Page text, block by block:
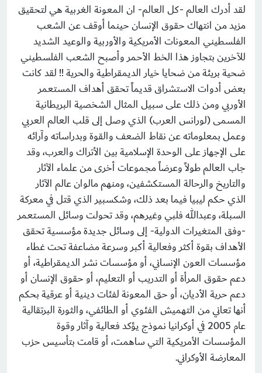
لقد أدرك العالم -كل العالم- ان المعونة الغربية هي لتحقيق
مزيد من انتهاك حقوق الإنسان حينما أوقف عن الشعب
الفلسطيني المعونات الأمريكية والأوربية والوعيد الشديد
للآخرين بتجاوز هذا الخط الأحمر وأصبح الشعب الفلسطيني
ضحية بريئة من ضحايا خيار الديمقراطية والحرية !! لقد كانت
بعض أدوات الاستشراق قديماً تحقق أهداف المستعمر
الأوربي ومن ذلك على سبيل المثال الشخصية البريطانية
المسمى (لورانس العرب) الذي وصل إلى قلب العالم العربي
وعمل بمعلوماته عن نقاط الضعف والقوة وبدراساته وآرائه
على الإجهاز على الوحدة الإسلامية بين الأتراك والعرب، وقد
جاب العالم طولاً وعرضاً مجموعات أخرى من علماء الآثار
والتاريخ والرحالة المستكشفين، ومنهم مالوان عالم الآثار
الذي حكم ليبيا فيما بعد ذلك، وشكسبير الذي قتل في معركة
السبلة، وعبدالله فلبي وغيرهم، وقد تحولت وسائل المستعمر
-وفق المتغيرات الدولية- إلى وسائل جديدة مؤسسية تحقق
الأهداف بقوة أكثر وفعالية أكبر وسرعة مضاعفة تحت غطاء
مؤسسات العون الإنساني، أو مؤسسات نشر الديمقراطية، أو
دعم حقوق المرأة أو التدريب أو التعليم، أو حقوق الإنسان أو
دعم حرية الأديان، أو حق المعونة لفئات دينية أو عرقية بحكم
أنها تعاني من التهميش الفئوي أو الطائفي، والثورة البرتقالية
عام 2005 في أوكرانيا نموذج يؤكد فعالية وآثار وقوة
المؤسسات الأمريكية التي ساهمت، أو قامت بتأسيس حزب
المعارضة الأوكراني.